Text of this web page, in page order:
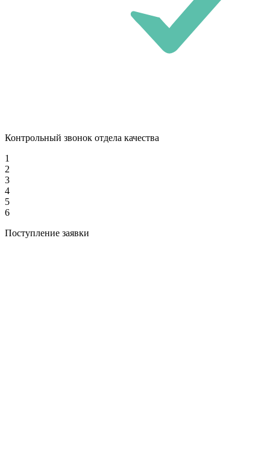
Контрольный звонок отдела качества
1
2
3
4
5
6
Поступление заявки